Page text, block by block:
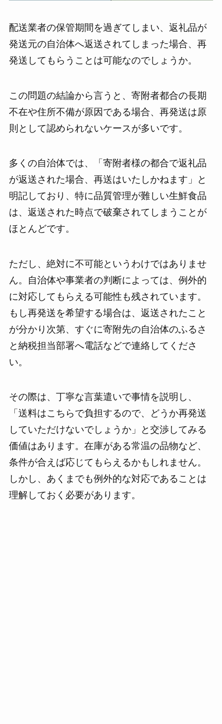
配送業者の保管期間を過ぎてしまい、返礼品が
発送元の自治体へ返送されてしまった場合、再
発送してもらうことは可能なのでしょうか。
この問題の結論から言うと、寄附者都合の長期
不在や住所不備が原因である場合、再発送は原
則として認められないケースが多いです。
多くの自治体では、「寄附者様の都合で返礼品
が返送された場合、再送はいたしかねます」と
明記しており、特に品質管理が難しい生鮮食品
は、返送された時点で破棄されてしまうことが
ほとんどです。
ただし、絶対に不可能というわけではありませ
ん。自治体や事業者の判断によっては、例外的
に対応してもらえる可能性も残されています。
もし再発送を希望する場合は、返送されたこと
が分かり次第、すぐに寄附先の自治体のふるさ
と納税担当部署へ電話などで連絡してくださ
い。
その際は、丁寧な言葉遣いで事情を説明し、
「送料はこちらで負担するので、どうか再発送
していただけないでしょうか」と交渉してみる
価値はあります。在庫がある常温の品物など、
条件が合えば応じてもらえるかもしれません。
しかし、あくまでも例外的な対応であることは
理解しておく必要があります。